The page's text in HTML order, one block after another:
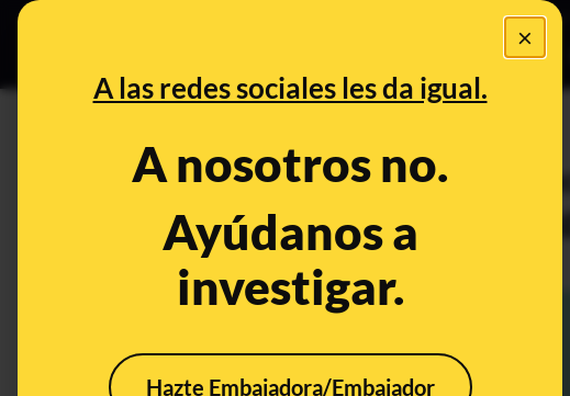
×
A las redes sociales les da igual.
A nosotros no.
Ayúdanos a
investigar.
Hazte Embajadora/Embajador
Bulos Ceuta
PREBUNKING
Este vídeo es real y sí muestra el
arrojada en una sesión de
VERDADERO